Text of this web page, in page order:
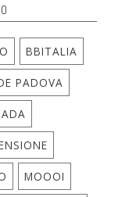
BBITALIA
PADOVA
MOOOI